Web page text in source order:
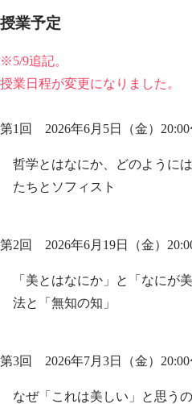
授業予定
※5/9追記。
授業日程が変更になりました。
第1回 2026年6月5日（金）20:00
哲学とはなにか、どのように
たちとソフィスト
第2回 2026年6月19日（金）
「美とはなにか」と「なにが
法と「無知の知」
第3回 2026年7月3日（金）20:00
なぜ「これは美しい」と思う